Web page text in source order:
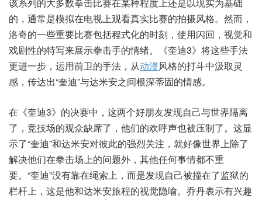
的，通常是模拟在电视上观看真实比赛的拍摄风格。然而，
洛奇的一些重要比赛包括程式化的时刻，使用闪回，视觉和
戏剧性的特写来展示拳击手的情绪。《奎迪3》将这些手法
更进一步，运用前卫的手法，从动漫风格的打斗中汲取灵
感，传达出“奎迪”与达米安之间根深蒂固的情感。
在《奎迪3》的决赛中，这两个好朋友发现自己与世界隔离
了，竞技场的观众缺席了，他们的欢呼声也被压制了。这显
示了“奎迪”和达米安对彼此的强烈关注，就好像世界上除了
解决他们在拳击场上的问题外，其他任何事情都不重
要。“奎迪”没有靠在绳索上，而是发现自己被撞在了监狱的
栏杆上，这是他和达米安旅程的视觉隐喻。乔丹表示有兴趣